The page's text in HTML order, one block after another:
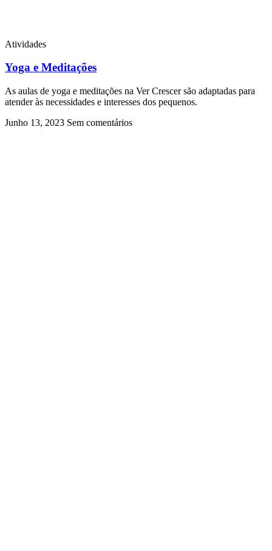
Atividades
Yoga e Meditações
As aulas de yoga e meditações na Ver Crescer são adaptadas para
atender às necessidades e interesses dos pequenos.
Junho 13, 2023 Sem comentários